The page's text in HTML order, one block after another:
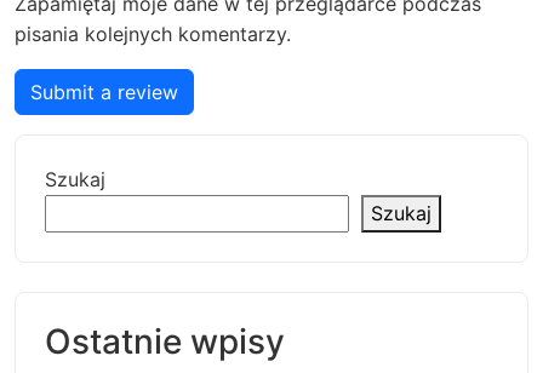
pisania kolejnych komentarzy.
Submit a review
Szukaj
Szukaj
Ostatnie wpisy